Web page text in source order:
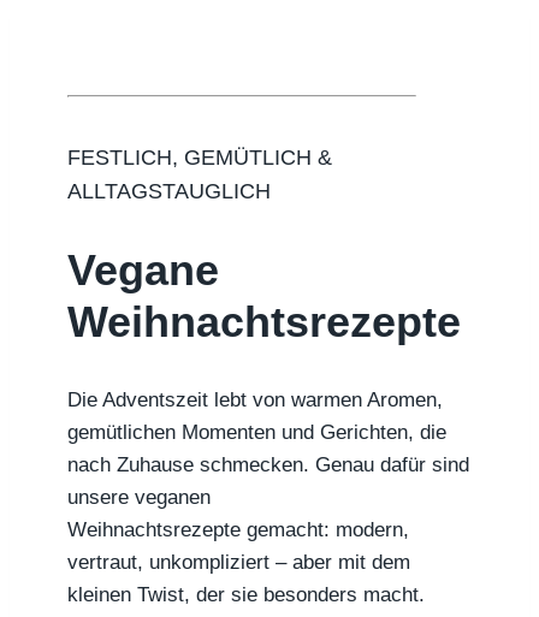
FESTLICH, GEMÜTLICH &
ALLTAGSTAUGLICH
Vegane
Weihnachtsrezepte
Die Adventszeit lebt von warmen Aromen,
gemütlichen Momenten und Gerichten, die
nach Zuhause schmecken. Genau dafür sind
unsere veganen
Weihnachtsrezepte gemacht: modern,
vertraut, unkompliziert – aber mit dem
kleinen Twist, der sie besonders macht.